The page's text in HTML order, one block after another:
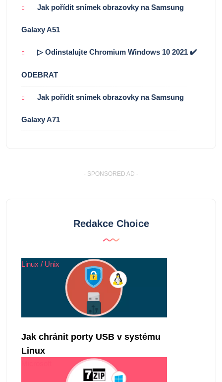
Jak pořídit snímek obrazovky na Samsung
Galaxy A51
▷ Odinstalujte Chromium Windows 10 2021 ✔️
ODEBRAT
Jak pořídit snímek obrazovky na Samsung
Galaxy A71
- SPONSORED AD -
Redakce Choice
Linux / Unix
Jak chránit porty USB v systému
Linux